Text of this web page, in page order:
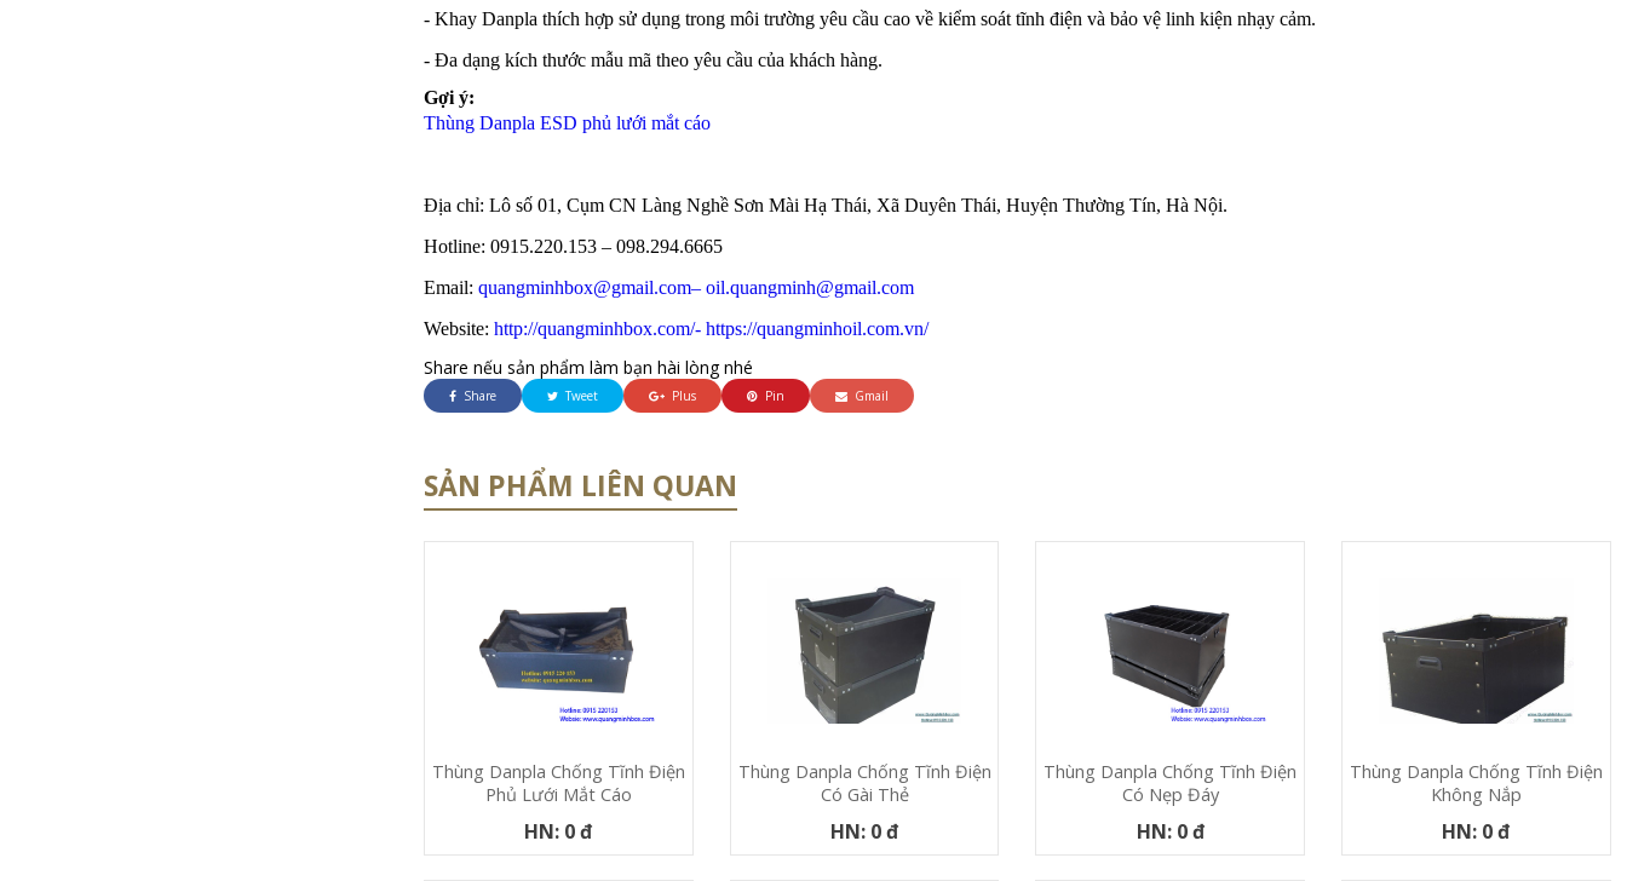
- Khay Danpla thích hợp sử dụng trong môi trường yêu cầu cao về kiểm soát tĩnh điện và bảo vệ linh kiện nhạy cảm.
- Đa dạng kích thước mẫu mã theo yêu cầu của khách hàng.
Gợi ý:
Thùng Danpla ESD phủ lưới mắt cáo
Địa chỉ: Lô số 01, Cụm CN Làng Nghề Sơn Mài Hạ Thái, Xã Duyên Thái, Huyện Thường Tín, Hà Nội.
Hotline: 0915.220.153 – 098.294.6665
Email: quangminhbox@gmail.com– oil.quangminh@gmail.com
Website: http://quangminhbox.com/- https://quangminhoil.com.vn/
Share nếu sản phẩm làm bạn hài lòng nhé
Share Tweet Plus Pin Gmail
SẢN PHẨM LIÊN QUAN
Thùng Danpla Chống Tĩnh Điện
Phủ Lưới Mắt Cáo
HN: 0 đ
Thùng Danpla Chống Tĩnh Điện
Có Gài Thẻ
HN: 0 đ
Thùng Danpla Chống Tĩnh Điện
Có Nẹp Đáy
HN: 0 đ
Thùng Danpla Chống Tĩnh Điện
Không Nắp
HN: 0 đ